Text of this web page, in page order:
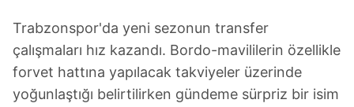
Trabzonspor'da yeni sezonun transfer
çalışmaları hız kazandı. Bordo-mavililerin özellikle
forvet hattına yapılacak takviyeler üzerinde
yoğunlaştığı belirtilirken gündeme sürpriz bir isim